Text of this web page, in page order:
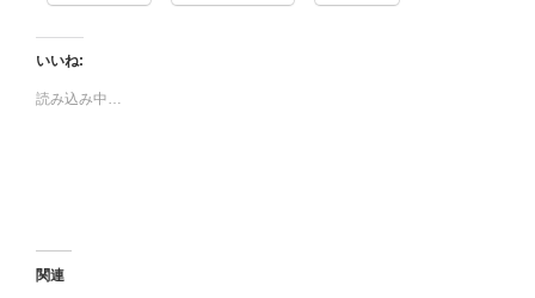
いいね:
読み込み中…
関連